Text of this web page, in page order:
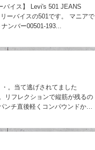
バイス】 Levi's 501 JEANS
ーバイスの501です。 マニアで
ンバー00501-193...
。当て逃げされてました
リフレクションで縦筋が残るの
ンチ直後軽くコンパウンドかけ